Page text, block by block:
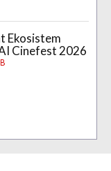
Ekosistem
Cinefest 2026